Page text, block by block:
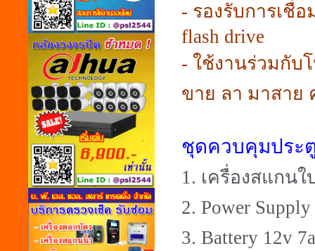
- รองรับการเชื่
flash drive
- ใช้งานร่วมกับ
ขาย ลา มาสาย
ชุดควบคุมประ
1. เครื่องสแกนใ
2. Power
3. Battery 12v